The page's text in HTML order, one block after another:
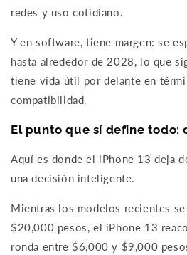
redes y uso cotidiano.
Y en software, tiene margen: se
hasta alrededor de 2028, lo que
tiene vida útil por delante en
compatibilidad.
El punto que sí define todo:
Aquí es donde el iPhone 13 deja
una decisión inteligente.
Mientras los modelos recientes
$20,000 pesos, el iPhone 13
ronda entre $6,000 y $9,000